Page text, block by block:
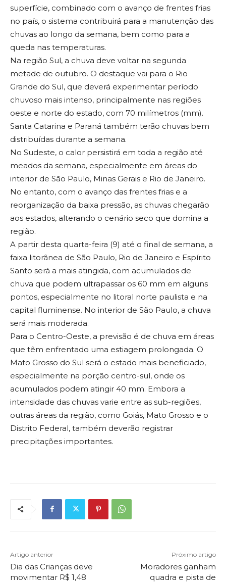
superfície, combinado com o avanço de frentes frias
no país, o sistema contribuirá para a manutenção das
chuvas ao longo da semana, bem como para a
queda nas temperaturas.
Na região Sul, a chuva deve voltar na segunda
metade de outubro. O destaque vai para o Rio
Grande do Sul, que deverá experimentar período
chuvoso mais intenso, principalmente nas regiões
oeste e norte do estado, com 70 milímetros (mm).
Santa Catarina e Paraná também terão chuvas bem
distribuídas durante a semana.
No Sudeste, o calor persistirá em toda a região até
meados da semana, especialmente em áreas do
interior de São Paulo, Minas Gerais e Rio de Janeiro.
No entanto, com o avanço das frentes frias e a
reorganização da baixa pressão, as chuvas chegarão
aos estados, alterando o cenário seco que domina a
região.
A partir desta quarta-feira (9) até o final de semana, a
faixa litorânea de São Paulo, Rio de Janeiro e Espírito
Santo será a mais atingida, com acumulados de
chuva que podem ultrapassar os 60 mm em alguns
pontos, especialmente no litoral norte paulista e na
capital fluminense. No interior de São Paulo, a chuva
será mais moderada.
Para o Centro-Oeste, a previsão é de chuva em áreas
que têm enfrentado uma estiagem prolongada. O
Mato Grosso do Sul será o estado mais beneficiado,
especialmente na porção centro-sul, onde os
acumulados podem atingir 40 mm. Embora a
intensidade das chuvas varie entre as sub-regiões,
outras áreas da região, como Goiás, Mato Grosso e o
Distrito Federal, também deverão registrar
precipitações importantes.
Artigo anterior
Dia das Crianças deve
movimentar R$ 1,48
Próximo artigo
Moradores ganham
quadra e pista de